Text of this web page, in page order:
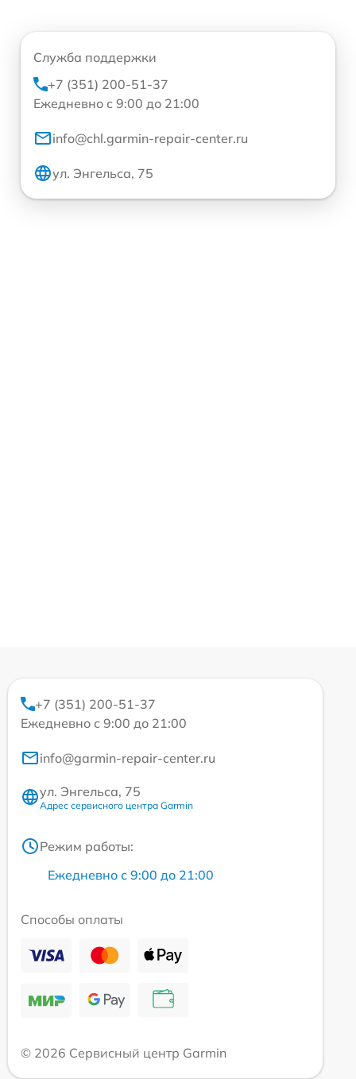
Служба поддержки
+7 (351) 200-51-37
Ежедневно с 9:00 до 21:00
info@chl.garmin-repair-center.ru
ул. Энгельса, 75
+7 (351) 200-51-37
Ежедневно с 9:00 до 21:00
info@garmin-repair-center.ru
ул. Энгельса, 75
Адрес сервисного центра Garmin
Режим работы:
Ежедневно с 9:00 до 21:00
Способы оплаты
© 2026 Сервисный центр Garmin